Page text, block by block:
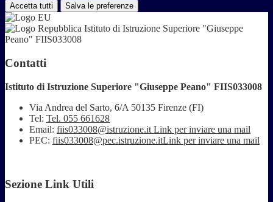
Accetta tutti Salva le preferenze
Istituto di Istruzione Superiore "Giuseppe
Peano" FIIS033008
Contatti
Istituto di Istruzione Superiore "Giuseppe Peano" FIIS033008
Via Andrea del Sarto, 6/A 50135 Firenze (FI)
Tel: Tel. 055 661628
Email: fiis033008@istruzione.it Link per inviare una mail
PEC: fiis033008@pec.istruzione.itLink per inviare una mail
Sezione Link Utili